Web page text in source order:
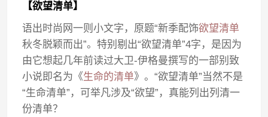
【欲望清单】
语出时尚网一则小文字，原题“新季配饰欲望清单
秋冬脱颖而出”。特别剔出“欲望清单”4字，是因为
由它想起几年前读过大卫-伊格曼撰写的一部别致
小说即名为《生命的清单》。“欲望清单”当然不是
“生命清单”，可举凡涉及“欲望”，真能列出列清一
份清单？